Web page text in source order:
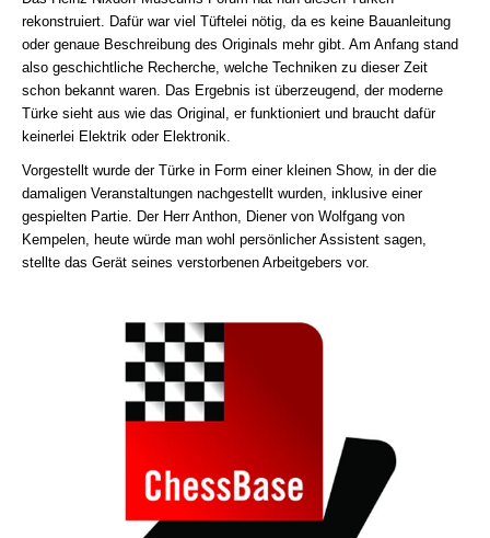
rekonstruiert. Dafür war viel Tüftelei nötig, da es keine Bauanleitung
oder genaue Beschreibung des Originals mehr gibt. Am Anfang stand
also geschichtliche Recherche, welche Techniken zu dieser Zeit
schon bekannt waren. Das Ergebnis ist überzeugend, der moderne
Türke sieht aus wie das Original, er funktioniert und braucht dafür
keinerlei Elektrik oder Elektronik.
Vorgestellt wurde der Türke in Form einer kleinen Show, in der die
damaligen Veranstaltungen nachgestellt wurden, inklusive einer
gespielten Partie. Der Herr Anthon, Diener von Wolfgang von
Kempelen, heute würde man wohl persönlicher Assistent sagen,
stellte das Gerät seines verstorbenen Arbeitgebers vor.